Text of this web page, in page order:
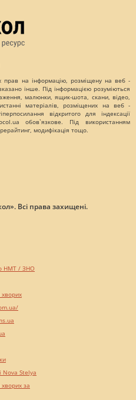
прав на інформацію, розміщену на веб -
інше. Під інформацією розуміються
малюнки, ящик-шота, скани, відео,
матеріалів, розміщених на веб -
відкритого для індексації
обов`язкове. Під використанням
модифікація тощо.
Всі права захищені.
НМТ / ЗНО
Nova Stelya
за